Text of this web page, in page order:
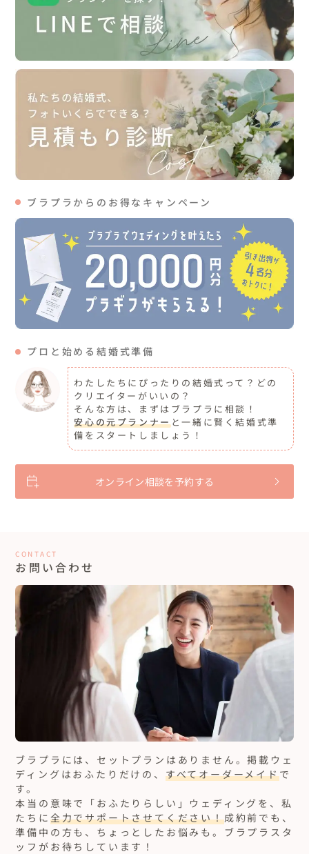
ブラプラからのお得なキャンペーン
プロと始める結婚式準備
わたしたちにぴったりの結婚式って？どの
クリエイターがいいの？
そんな方は、まずはブラプラに相談！
安心の元プランナーと一緒に賢く結婚式準
備をスタートしましょう！
オンライン相談を予約する
CONTACT
お問い合わせ
ブラプラには、セットプランはありません。掲載ウェ
ディングはおふたりだけの、 すべてオーダーメイドで
す。
本当の意味で「おふたりらしい」ウェディングを、私
たちに 全力でサポートさせてください！成約前でも、
準備中の方も、ちょっとしたお悩みも。ブラプラスタ
ッフがお待ちしています！